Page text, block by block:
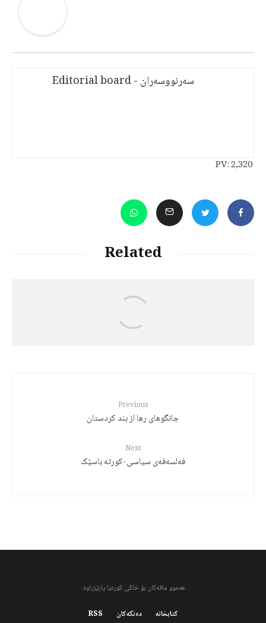
سەرنووسەران - Editorial board
PV:2,320
Related
Previous
جانگوهای رها از بند کردستان
Next
فەلسەفەی سیاسی-کورتە باسێک
هەموو مافەکان بۆ خاکی کوردیا پارێزراوە.
کتابخانه دەنگەکان RSS